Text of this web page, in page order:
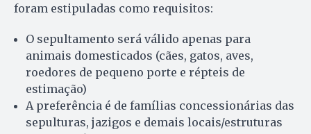
foram estipuladas como requisitos:
O sepultamento será válido apenas para
animais domesticados (cães, gatos, aves,
roedores de pequeno porte e répteis de
estimação)
A preferência é de famílias concessionárias das
sepulturas, jazigos e demais locais/estruturas